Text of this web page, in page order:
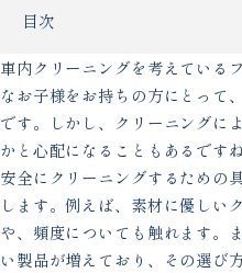
目次
車内クリーニングを考えている
なお子様をお持ちの方にとって
です。しかし、クリーニングに
かと心配になることもあるです
安全にクリーニングするための
します。例えば、素材に優しい
や、頻度についても触れます。
い製品が増えており、その選び